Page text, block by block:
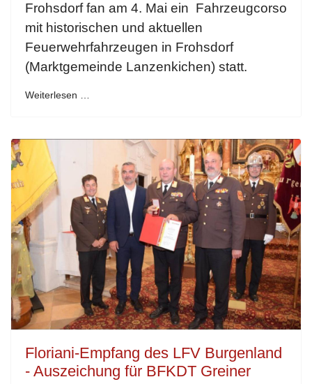
Frohsdorf fan am 4. Mai ein Fahrzeugcorso
mit historischen und aktuellen
Feuerwehrfahrzeugen in Frohsdorf
(Marktgemeinde Lanzenkichen) statt.
Weiterlesen …
Floriani-Empfang des LFV Burgenland
- Auszeichung für BFKDT Greiner